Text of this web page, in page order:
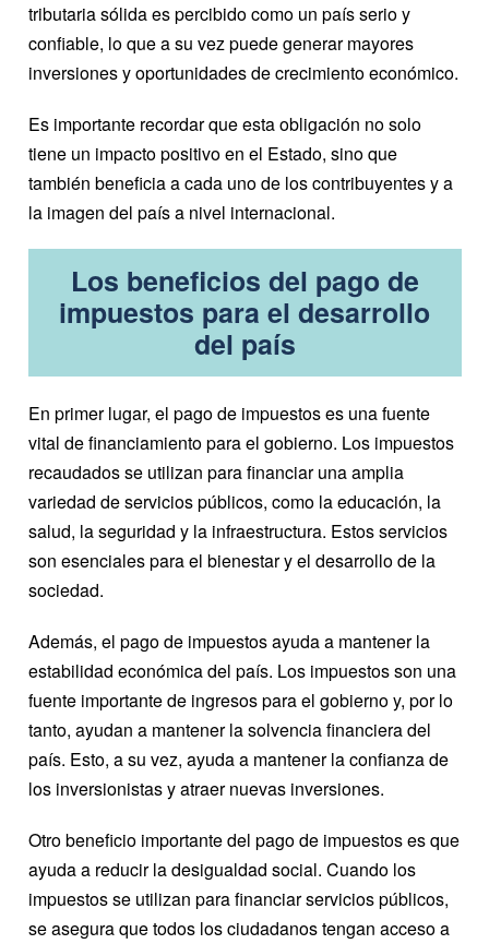
tributaria sólida es percibido como un país serio y
confiable, lo que a su vez puede generar mayores
inversiones y oportunidades de crecimiento económico.
Es importante recordar que esta obligación no solo
tiene un impacto positivo en el Estado, sino que
también beneficia a cada uno de los contribuyentes y a
la imagen del país a nivel internacional.
Los beneficios del pago de
impuestos para el desarrollo
del país
En primer lugar, el pago de impuestos es una fuente
vital de financiamiento para el gobierno. Los impuestos
recaudados se utilizan para financiar una amplia
variedad de servicios públicos, como la educación, la
salud, la seguridad y la infraestructura. Estos servicios
son esenciales para el bienestar y el desarrollo de la
sociedad.
Además, el pago de impuestos ayuda a mantener la
estabilidad económica del país. Los impuestos son una
fuente importante de ingresos para el gobierno y, por lo
tanto, ayudan a mantener la solvencia financiera del
país. Esto, a su vez, ayuda a mantener la confianza de
los inversionistas y atraer nuevas inversiones.
Otro beneficio importante del pago de impuestos es que
ayuda a reducir la desigualdad social. Cuando los
impuestos se utilizan para financiar servicios públicos,
se asegura que todos los ciudadanos tengan acceso a